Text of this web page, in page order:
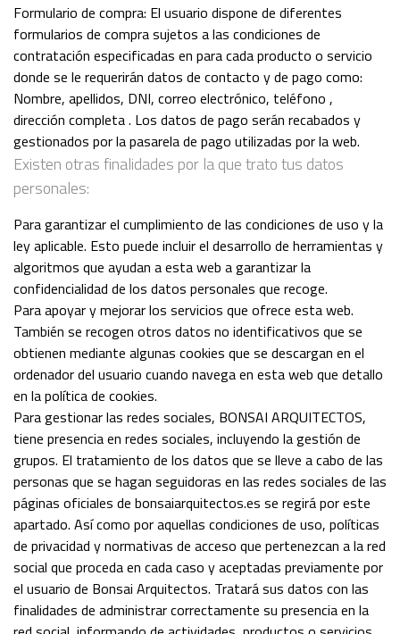
Formulario de compra: El usuario dispone de diferentes
formularios de compra sujetos a las condiciones de
contratación especificadas en para cada producto o servicio
donde se le requerirán datos de contacto y de pago como:
Nombre, apellidos, DNI, correo electrónico, teléfono ,
dirección completa . Los datos de pago serán recabados y
gestionados por la pasarela de pago utilizadas por la web.
Existen otras finalidades por la que trato tus datos
personales:
Para garantizar el cumplimiento de las condiciones de uso y la
ley aplicable. Esto puede incluir el desarrollo de herramientas y
algoritmos que ayudan a esta web a garantizar la
confidencialidad de los datos personales que recoge.
Para apoyar y mejorar los servicios que ofrece esta web.
También se recogen otros datos no identificativos que se
obtienen mediante algunas cookies que se descargan en el
ordenador del usuario cuando navega en esta web que detallo
en la política de cookies.
Para gestionar las redes sociales, BONSAI ARQUITECTOS,
tiene presencia en redes sociales, incluyendo la gestión de
grupos. El tratamiento de los datos que se lleve a cabo de las
personas que se hagan seguidoras en las redes sociales de las
páginas oficiales de bonsaiarquitectos.es se regirá por este
apartado. Así como por aquellas condiciones de uso, políticas
de privacidad y normativas de acceso que pertenezcan a la red
social que proceda en cada caso y aceptadas previamente por
el usuario de Bonsai Arquitectos. Tratará sus datos con las
finalidades de administrar correctamente su presencia en la